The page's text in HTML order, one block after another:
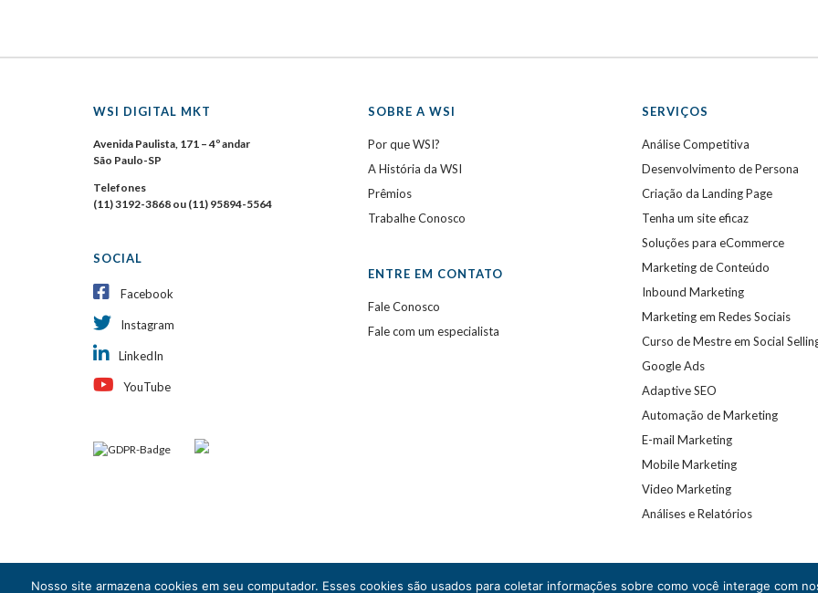
WSI DIGITAL MKT
Avenida Paulista, 171 – 4º andar
São Paulo-SP
Telefones
(11) 3192-3868 ou (11) 95894-5564
SOCIAL
Facebook
Instagram
LinkedIn
YouTube
SOBRE A WSI
Por que WSI?
A História da WSI
Prêmios
Trabalhe Conosco
ENTRE EM CONTATO
Fale Conosco
Fale com um especialista
SERVIÇOS
Análise Competitiva
Desenvolvimento de Persona
Criação da Landing Page
Tenha um site eficaz
Soluções para eCommerce
Marketing de Conteúdo
Inbound Marketing
Marketing em Redes Sociais
Curso de Mestre em Social
Google Ads
Adaptive SEO
Automação de Marketing
E-mail Marketing
Mobile Marketing
Video Marketing
Análises e Relatórios
Nosso site armazena cookies em seu computador. Esses cookies são usados para coletar informações sobre como você interage com